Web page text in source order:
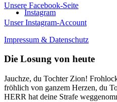
Instagram
Unsere Facebook-Seite
Unser Instagram-Account
Impressum & Datenschutz
Die Losung von heute
Jauchze, du Tochter Zion!
fröhlich von ganzem Herzen, du
HERR hat deine Strafe